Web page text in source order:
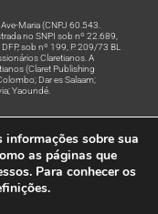
Maria (CNPJ 60.543.
no SNPI sob nº 22.689,
sob nº 199, P. 209/73 BL
Claretianos. A
(Claret Publishing
Dar es Salaam;
Yaoundé.
sobre sua
as páginas que
Para conhecer os